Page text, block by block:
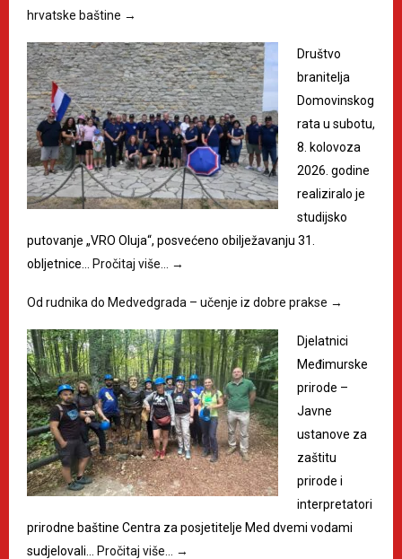
hrvatske baštine →
Društvo
branitelja
Domovinskog
rata u subotu,
8. kolovoza
2026. godine
realiziralo je
studijsko
putovanje „VRO Oluja“, posvećeno obilježavanju 31.
obljetnice…
Pročitaj više… →
Od rudnika do Medvedgrada – učenje iz dobre prakse →
Djelatnici
Međimurske
prirode –
Javne
ustanove za
zaštitu
prirode i
interpretatori
prirodne baštine Centra za posjetitelje Med dvemi vodami
sudjelovali…
Pročitaj više… →